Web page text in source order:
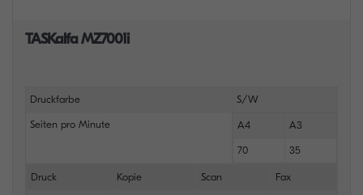
TASKalfa MZ7001i
Druckfarbe S/W
Seiten pro Minute A4 A3
70 35
Druck Kopie Scan Fax